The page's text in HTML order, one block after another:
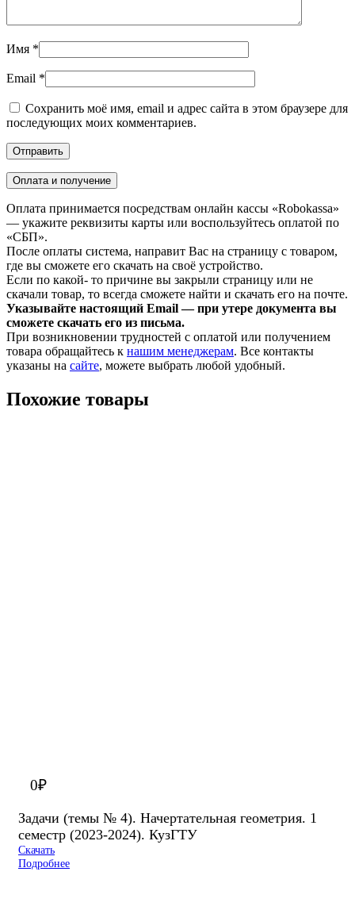
Имя *
Email *
Сохранить моё имя, email и адрес сайта в этом браузере для
последующих моих комментариев.
Оплата и получение
Оплата принимается посредствам онлайн кассы «Robokassa»
— укажите реквизиты карты или воспользуйтесь оплатой по
«СБП».
После оплаты система, направит Вас на страницу с товаром,
где вы сможете его скачать на своё устройство.
Если по какой- то причине вы закрыли страницу или не
скачали товар, то всегда сможете найти и скачать его на почте.
Указывайте настоящий Email — при утере документа вы
сможете скачать его из письма.
При возникновении трудностей с оплатой или получением
товара обращайтесь к нашим менеджерам. Все контакты
указаны на сайте, можете выбрать любой удобный.
Похожие товары
0₽
Задачи (темы № 4). Начертательная геометрия. 1
семестр (2023-2024). КузГТУ
Скачать
Подробнее